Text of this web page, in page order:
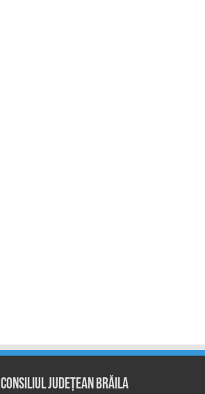
Consiliul Județean Brăila